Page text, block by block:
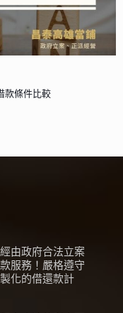
款條件比較
由政府合法立案
服務！嚴格遵守
化的借還款計